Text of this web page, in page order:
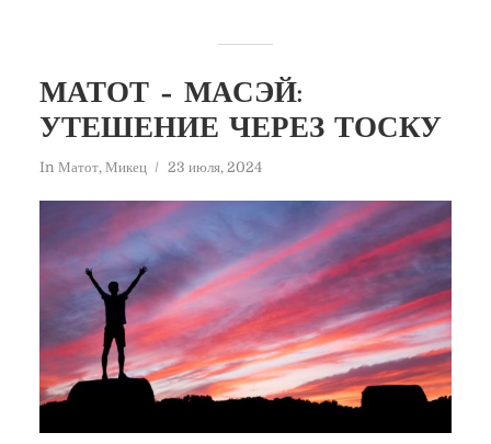
МАТОТ – МАСЭЙ:
УТЕШЕНИЕ ЧЕРЕЗ ТОСКУ
In Матот, Микец 23 июля, 2024